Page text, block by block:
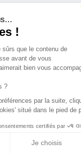
!
sûrs que le contenu de
avant de vous
bien vous
?
par la suite,
situé dans le pied de
certifiés par
Je choisis
?